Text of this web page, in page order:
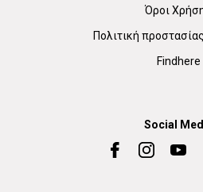
Όροι
Πολιτική
Findhere
Social